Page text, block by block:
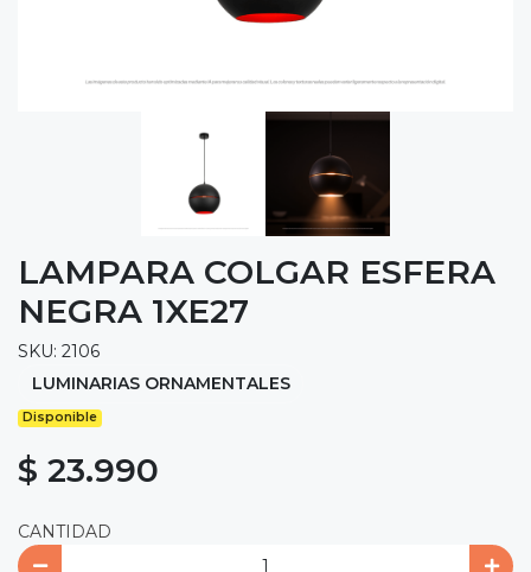
LAMPARA COLGAR ESFERA
NEGRA 1XE27
SKU: 2106
LUMINARIAS ORNAMENTALES
Disponible
$ 23.990
CANTIDAD